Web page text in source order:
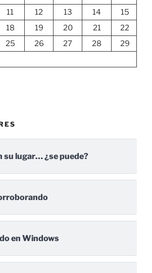
11 12 13 14
15
18 19 20 21
22
25 26 27 28
29
su lugar… ¿se puede?
en Windows